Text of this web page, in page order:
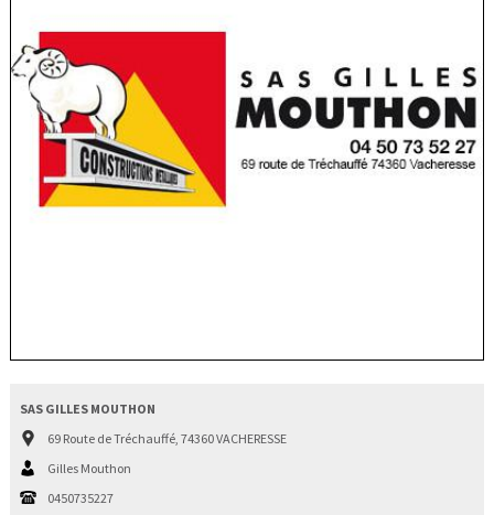
SAS GILLES MOUTHON
69 Route de Tréchauffé, 74360 VACHERESSE
Gilles Mouthon
0450735227